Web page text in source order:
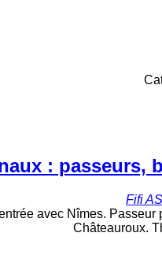
: passeurs,
Fifi
avec Nîmes.
Châteauroux.